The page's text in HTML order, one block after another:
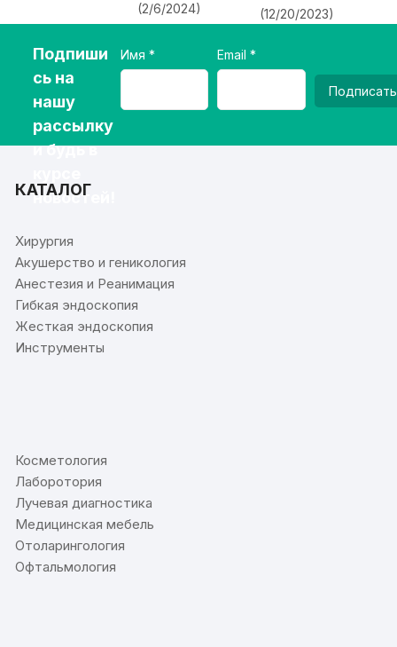
(2/6/2024) (12/20/2023)
Подпиши
сь на
нашу
рассылку
и будь в
новостей!
Имя Email
КАТАЛОГ
Хирургия
Акушерство и геникология
Анестезия и Реанимация
Гибкая эндоскопия
Жесткая эндоскопия
Инструменты
Косметология
Лаборотория
Лучевая диагностика
Медицинская мебель
Отоларингология
Офтальмология